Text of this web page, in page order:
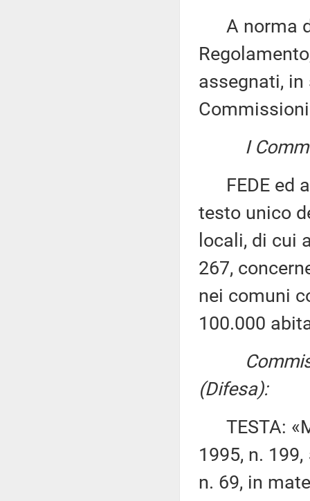
A norma
assegnati,
I
FEDE ed
testo unico
locali, di cui
267,
nei comuni
100.000
(Difesa):
TESTA:
1995, n.
n. 69, in